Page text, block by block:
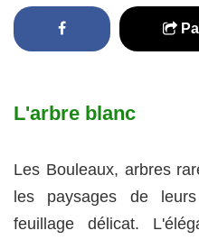
L'arbre blanc
Les Bouleaux, arbres
les paysages de
feuillage délicat.